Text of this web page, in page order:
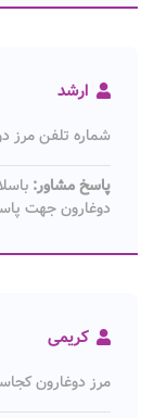
ارشد
شماره تلفن مرز
پاسخ مشاور:
دوغارون جهت پاسخ گویی به
کریمی
مرز دوغارون